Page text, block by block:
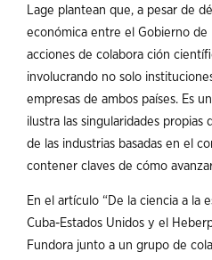
Lage plantean que, a pesar de
económica entre el Gobierno de
acciones de colabora ción
involucrando no solo
empresas de ambos países. Es
ilustra las singularidades
de las industrias basadas en el
contener claves de cómo
En el artículo “De la ciencia a la
Cuba-Estados Unidos y el
Fundora junto a un grupo de